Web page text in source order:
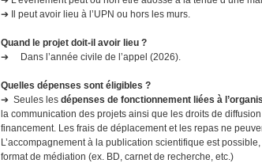
➔ Il peut avoir lieu à l’UPN ou hors les murs.
Quand le projet doit-il avoir lieu ?
➔ Dans l’année civile de l’appel (2026).
Quelles dépenses sont éligibles ?
➔ Seules lesdépenses de fonctionnement liées à
la communication des projets ainsi que les droits de
financement. Les frais de déplacement et les repas ne
L’accompagnement à la publication scientifique est
format de médiation (ex. BD, carnet de recherche, etc.)